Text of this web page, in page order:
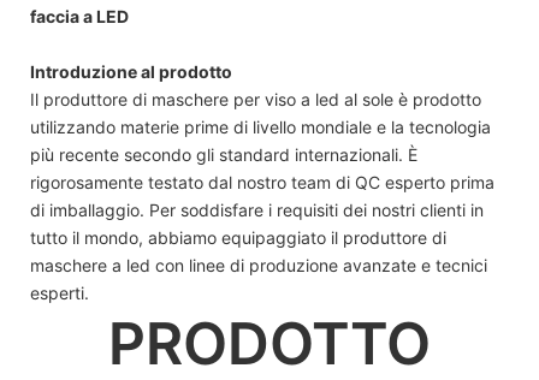
faccia a LED
Introduzione al prodotto
Il produttore di maschere per viso a led al sole è prodotto
utilizzando materie prime di livello mondiale e la tecnologia
più recente secondo gli standard internazionali. È
rigorosamente testato dal nostro team di QC esperto prima
di imballaggio. Per soddisfare i requisiti dei nostri clienti in
tutto il mondo, abbiamo equipaggiato il produttore di
maschere a led con linee di produzione avanzate e tecnici
esperti.
PRODOTTO